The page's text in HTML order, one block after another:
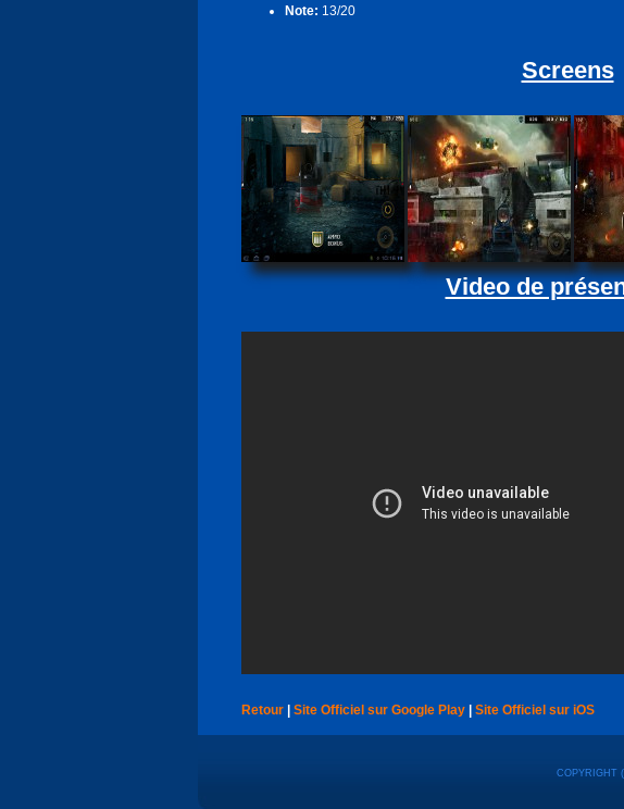
Note: 13/20
Screens
Video de
Retour Site Officiel sur Google Play Site Officiel sur iOS
COPYRIGHT